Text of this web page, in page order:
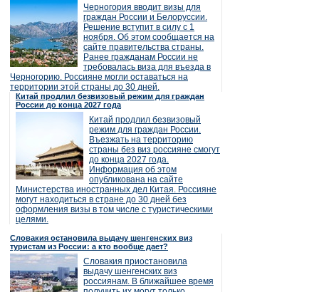
Черногория вводит визы для
граждан России и Белоруссии.
Решение вступит в силу с 1
ноября. Об этом сообщается на
сайте правительства страны.
Ранее гражданам России не
требовалась виза для въезда в
Черногорию. Россияне могли оставаться на
территории этой страны до 30 дней.
Китай продлил безвизовый режим для граждан
России до конца 2027 года
Китай продлил безвизовый
режим для граждан России.
Въезжать на территорию
страны без виз россияне смогут
до конца 2027 года.
Информация об этом
опубликована на сайте
Министерства иностранных дел Китая. Россияне
могут находиться в стране до 30 дней без
оформления визы в том числе с туристическими
целями.
Словакия остановила выдачу шенгенских виз
туристам из России: а кто вообще дает?
Словакия приостановила
выдачу шенгенских виз
россиянам. В ближайшее время